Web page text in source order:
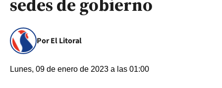
Por El Litoral
Lunes, 09 de enero de 2023 a las 01:00